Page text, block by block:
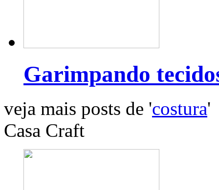
Garimpando
veja mais posts de 'costura'
Casa Craft